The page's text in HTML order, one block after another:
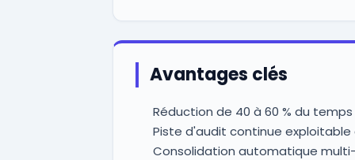
Avantages clés
Réduction de 40 à 60 % du
Piste d'audit continue
Consolidation automatique